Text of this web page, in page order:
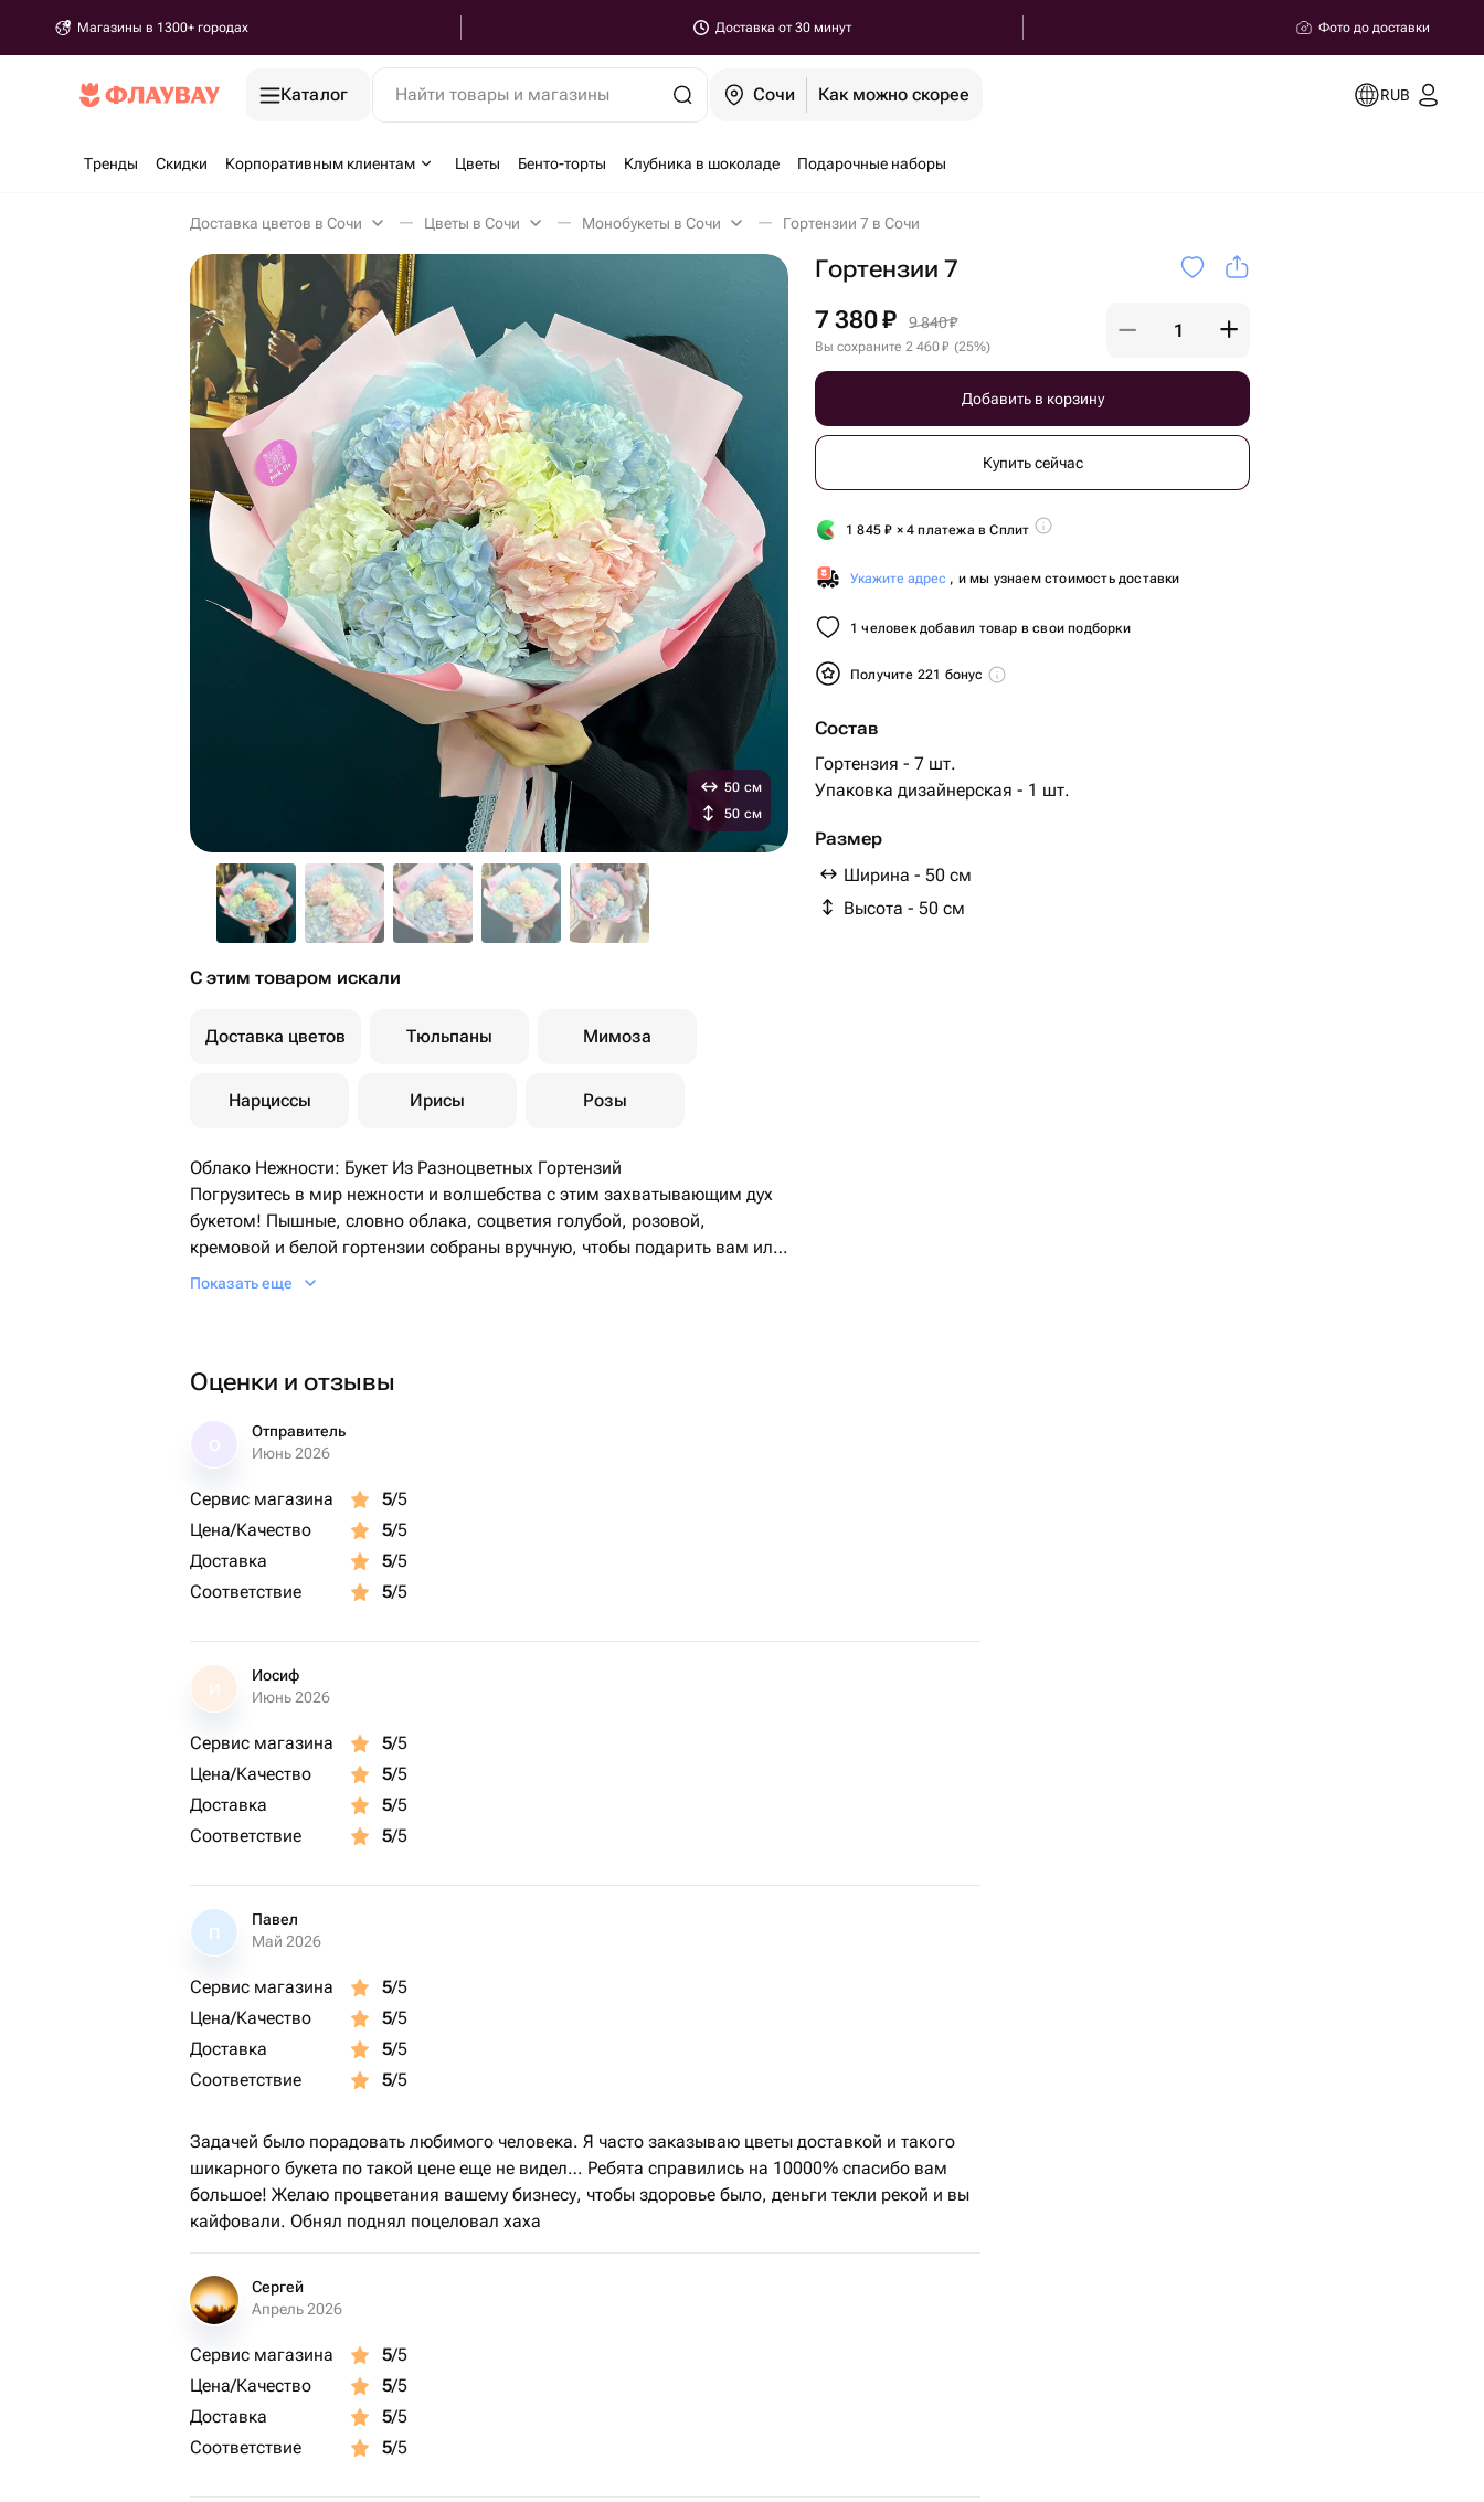
Магазины в 1300+ городах Доставка от 30 минут Фото до доставки
Каталог Найти товары и магазины Сочи Как можно скорее RUB
Тренды Скидки Корпоративным клиентам Цветы Бенто-торты Клубника в шоколаде Подарочные наборы
Доставка цветов в Сочи Цветы в Сочи Монобукеты в Сочи Гортензии 7 в Сочи
Гортензии 7
7 380₽ 9 840₽
Вы сохраните 2 460₽ (25%)
Добавить в корзину
Купить сейчас
1 845₽ × 4 платежа в Сплит
Укажите адрес , и мы узнаем стоимость доставки
1 человек добавил товар в свои подборки
Получите 221 бонус
Состав
Гортензия - 7 шт.
Упаковка дизайнерская - 1 шт.
Размер
Ширина - 50 см
Высота - 50 см
50 см
50 см
С этим товаром искали
Доставка цветов Тюльпаны Мимоза
Нарциссы Ирисы Розы
Облако Нежности: Букет Из Разноцветных Гортензий
Погрузитесь в мир нежности и волшебства с этим захватывающим дух
букетом! Пышные, словно облака, соцветия голубой, розовой,
кремовой и белой гортензии собраны вручную, чтобы подарить вам или
вашим близким незабываемые эмоции.
Нежность и благородство: Гортензия символизирует искренность
самые теплые пожелания без лишних слов.
Впечатляющий объем: За счет крупных соцветий букет выглядит очень
объемным и роскошным, производя неизгладимое впечатление.
Универсальный подарок: Подходит для любого повода – от
романтического свидания до юбилея или просто как знак внимания,
который наполнит дом уютом и гармонией.
Букет оформлен в стильную упаковку с изящными лентами, что придает
Хотели бы вы добавить к букету персонализированную открытку с
теплыми словами?
Показать еще
Оценки и отзывы
Отправитель
Июнь 2026
Сервис магазина 5/5
Цена/Качество
5/5
Доставка
5/5
Соответствие
5/5
И
Иосиф
Июнь 2026
Сервис магазина 5/5
Цена/Качество
5/5
Доставка
5/5
Соответствие
5/5
П
Павел
Май 2026
Сервис магазина 5/5
Цена/Качество
5/5
Доставка
5/5
Соответствие
5/5
Задачей было порадовать любимого человека. Я часто заказываю цветы доставкой и такого
шикарного букета по такой цене еще не видел… Ребята справились на 10000% спасибо вам
большое! Желаю процветания вашему бизнесу, чтобы здоровье было, деньги текли рекой и вы
кайфовали. Обнял поднял поцеловал хаха
Сергей
Апрель 2026
Сервис магазина 5/5
Цена/Качество
5/5
Доставка
5/5
Соответствие
5/5